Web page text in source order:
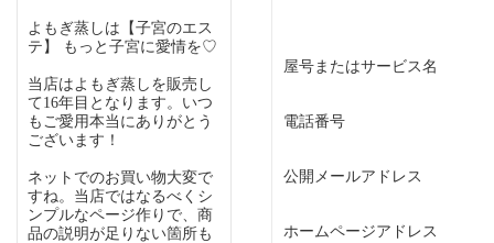
よもぎ蒸しは【子宮のエス
テ】 もっと子宮に愛情を♡
当店はよもぎ蒸しを販売し
て16年目となります。いつ
もご愛用本当にありがとう
ございます！
ネットでのお買い物大変で
すね。当店ではなるべくシ
ンプルなページ作りで、商
品の説明が足りない箇所も
屋号またはサービス名
電話番号
公開メールアドレス
ホームページアドレス